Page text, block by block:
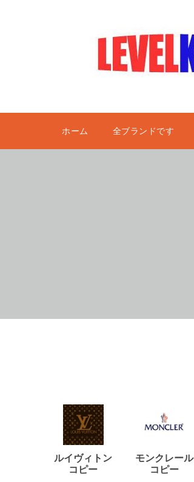
ホーム 全ブランドです
ルイヴィトン
コピー
モンクレール
コピー